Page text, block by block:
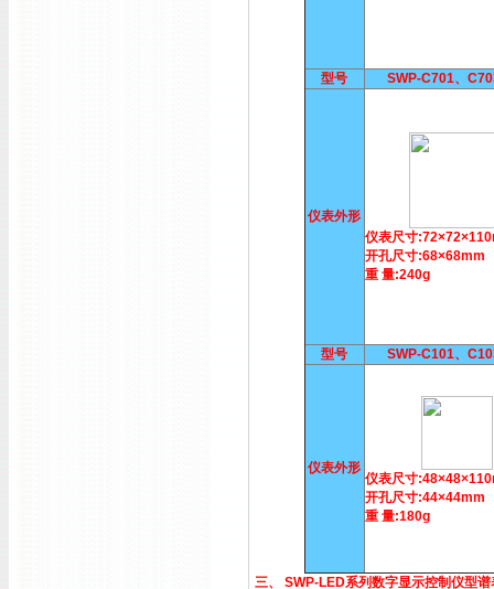
型号 SWP-C701、
仪表外形
仪表尺寸
开孔尺寸:68×68mm
重 量:240g
型号 SWP-C101、
仪表外形
仪表尺寸
开孔尺寸:44×44mm
重 量:180g
三、 SWP-LED系列数字显示控制仪型谱